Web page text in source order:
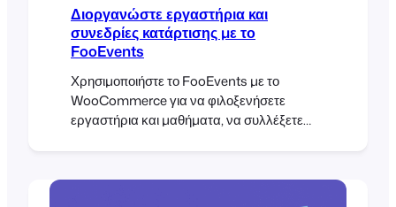
Διοργανώστε εργαστήρια και
συνεδρίες κατάρτισης με το
FooEvents
Χρησιμοποιήστε το FooEvents με το
WooCommerce για να φιλοξενήσετε
εργαστήρια και μαθήματα, να συλλέξετε
κάνετε check in στους συμμετέχοντες την